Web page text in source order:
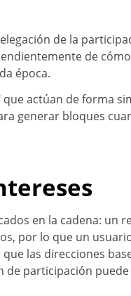
de la
de
época.
actúan de forma
generar bloques
en la cadena: un
por lo que un
las direcciones
participación